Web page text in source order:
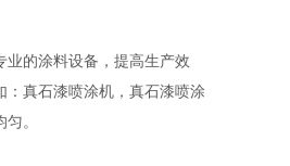
的涂料设备，提高生产效
真石漆喷涂机， 真石漆喷涂
。